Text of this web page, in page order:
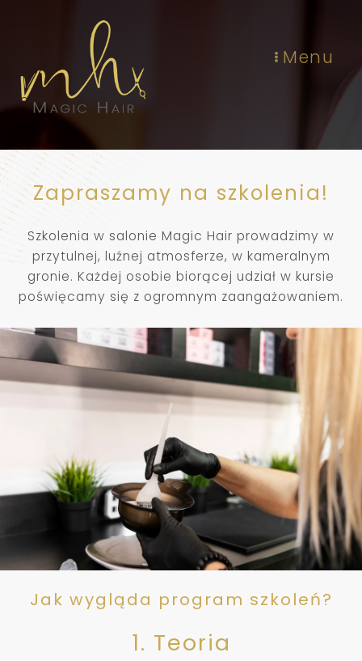
Menu
Zapraszamy na szkolenia!
Szkolenia w salonie Magic Hair prowadzimy w
przytulnej, luźnej atmosferze, w kameralnym
gronie. Każdej osobie biorącej udział w kursie
poświęcamy się z ogromnym zaangażowaniem.
Jak wygląda program szkoleń?
1. Teoria